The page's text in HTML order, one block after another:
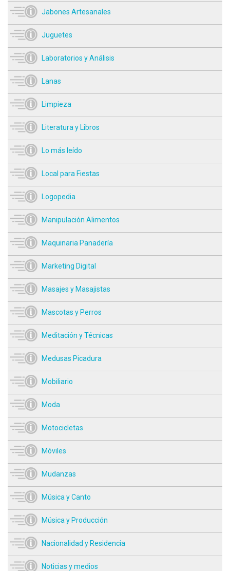
Jabones Artesanales
Juguetes
Laboratorios y Análisis
Lanas
Limpieza
Literatura y Libros
Lo más leído
Local para Fiestas
Logopedia
Manipulación Alimentos
Maquinaria Panadería
Marketing Digital
Masajes y Masajistas
Mascotas y Perros
Meditación y Técnicas
Medusas Picadura
Mobiliario
Moda
Motocicletas
Móviles
Mudanzas
Música y Canto
Música y Producción
Nacionalidad y Residencia
Noticias y medios